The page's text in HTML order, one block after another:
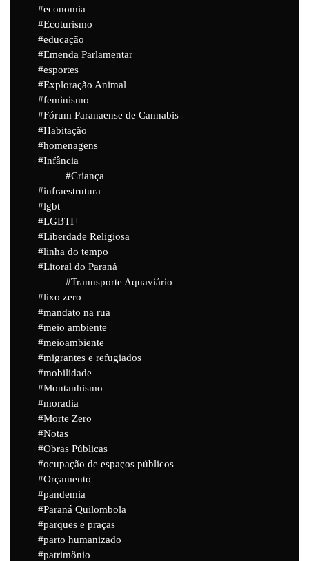
economia
Ecoturismo
educação
Emenda Parlamentar
esportes
Exploração Animal
feminismo
Fórum Paranaense de Cannabis
Habitação
homenagens
Infância
Criança
infraestrutura
lgbt
LGBTI+
Liberdade Religiosa
linha do tempo
Litoral do Paraná
Trannsporte Aquaviário
lixo zero
mandato na rua
meio ambiente
meioambiente
migrantes e refugiados
mobilidade
Montanhismo
moradia
Morte Zero
Notas
Obras Públicas
ocupação de espaços públicos
Orçamento
pandemia
Paraná Quilombola
parques e praças
parto humanizado
patrimônio